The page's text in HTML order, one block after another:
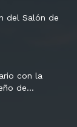
del Salón de
con la
de...